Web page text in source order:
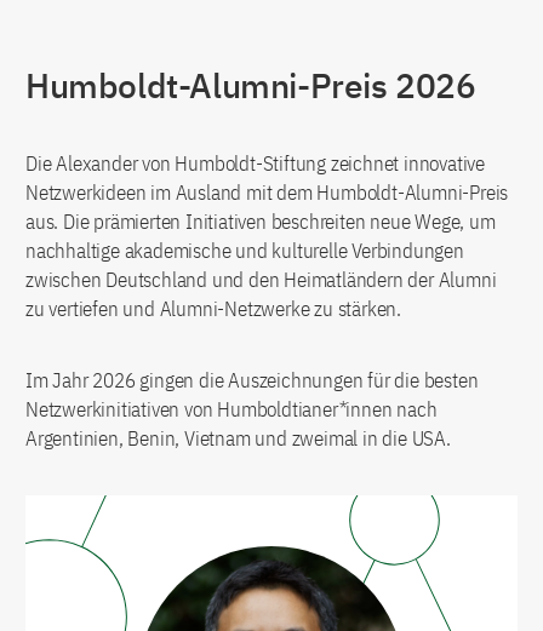
Humboldt-Alumni-Preis 2026
Die Alexander von Humboldt-Stiftung zeichnet innovative
Netzwerkideen im Ausland mit dem Humboldt-Alumni-Preis
aus. Die prämierten Initiativen beschreiten neue Wege, um
nachhaltige akademische und kulturelle Verbindungen
zwischen Deutschland und den Heimatländern der Alumni
zu vertiefen und Alumni-Netzwerke zu stärken.
Im Jahr 2026 gingen die Auszeichnungen für die besten
Netzwerkinitiativen von Humboldtianer*innen nach
Argentinien, Benin, Vietnam und zweimal in die USA.